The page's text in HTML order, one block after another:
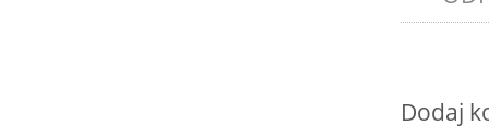
Dodaj